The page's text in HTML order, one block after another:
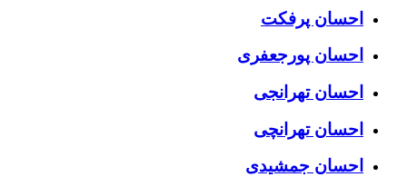
احسان پرفکت
احسان پورجعفری
احسان تهرانجی
احسان تهرانچی
احسان جمشیدی